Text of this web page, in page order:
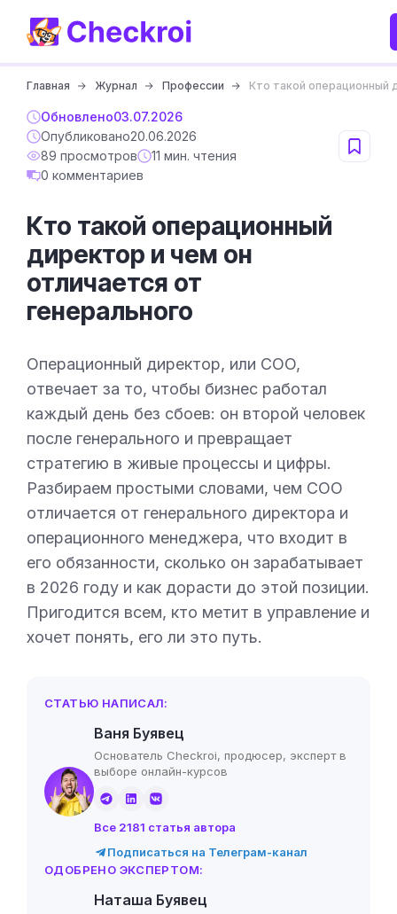
Главная Журнал Профессии Кто такой операционный
Обновлено03.07.2026
Опубликовано20.06.2026
89 просмотров
11 мин. чтения
0 комментариев
Кто такой операционный
директор и чем он
отличается от
генерального
Операционный директор, или COO,
отвечает за то, чтобы бизнес работал
каждый день без сбоев: он второй человек
после генерального и превращает
стратегию в живые процессы и цифры.
Разбираем простыми словами, чем COO
отличается от генерального директора и
операционного менеджера, что входит в
его обязанности, сколько он зарабатывает
в 2026 году и как дорасти до этой позиции.
Пригодится всем, кто метит в управление и
хочет понять, его ли это путь.
СТАТЬЮ НАПИСАЛ:
Ваня Буявец
Основатель Checkroi, продюсер, эксперт в
выборе онлайн-курсов
Все 2181 статья автора
Подписаться на Телеграм-канал
ОДОБРЕНО ЭКСПЕРТОМ:
Наташа Буявец